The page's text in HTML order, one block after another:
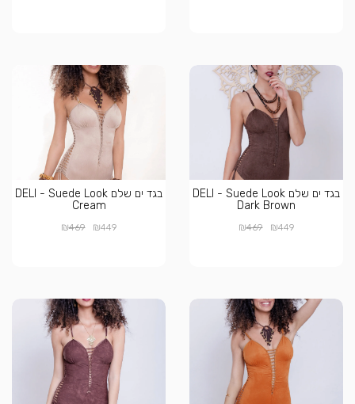
בגד ים שלם DELI - Suede Look
Dark Brown
₪449
₪469
בגד ים שלם DELI - Suede Look
Cream
₪449
₪469